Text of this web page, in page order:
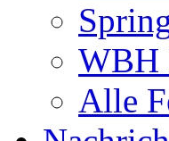
WBH
Alle